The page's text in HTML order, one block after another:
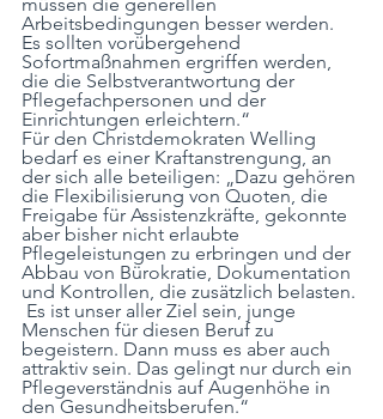
Arbeitsbedingungen besser werden.
Es sollten vorübergehend
Sofortmaßnahmen ergriffen werden,
die die Selbstverantwortung der
Pflegefachpersonen und der
Einrichtungen erleichtern.“
Für den Christdemokraten Welling
bedarf es einer Kraftanstrengung, an
der sich alle beteiligen: „Dazu gehören
die Flexibilisierung von Quoten, die
Freigabe für Assistenzkräfte, gekonnte
aber bisher nicht erlaubte
Pflegeleistungen zu erbringen und der
Abbau von Bürokratie, Dokumentation
und Kontrollen, die zusätzlich belasten.
Es ist unser aller Ziel sein, junge
Menschen für diesen Beruf zu
begeistern. Dann muss es aber auch
attraktiv sein. Das gelingt nur durch ein
Pflegeverständnis auf Augenhöhe in
den Gesundheitsberufen.“